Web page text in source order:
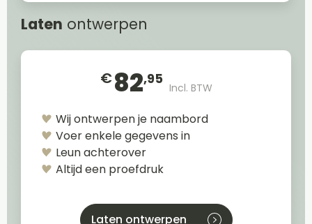
Laten ontwerpen
€82 ,95
Incl. BTW
Wij ontwerpen je naambord
Voer enkele gegevens in
Leun achterover
Altijd een proefdruk
Laten ontwerpen